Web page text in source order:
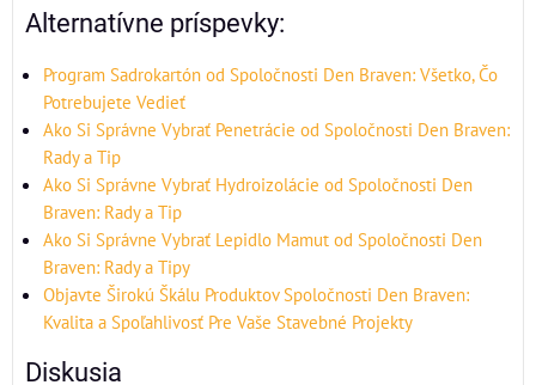
Alternatívne príspevky:
Program Sadrokartón od Spoločnosti Den Braven: Všetko, Čo
Potrebujete Vedieť
Ako Si Správne Vybrať Penetrácie od Spoločnosti Den Braven:
Rady a Tip
Ako Si Správne Vybrať Hydroizolácie od Spoločnosti Den
Braven: Rady a Tip
Ako Si Správne Vybrať Lepidlo Mamut od Spoločnosti Den
Braven: Rady a Tipy
Objavte Širokú Škálu Produktov Spoločnosti Den Braven:
Kvalita a Spoľahlivosť Pre Vaše Stavebné Projekty
Diskusia